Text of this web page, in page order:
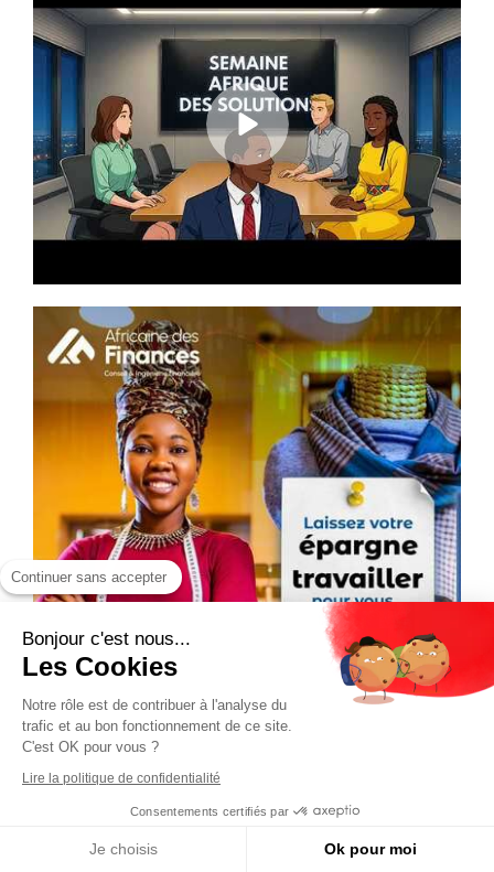
Continuer sans accepter
Bonjour c'est nous...
Les Cookies
Notre rôle est de contribuer à l'analyse du
trafic et au bon fonctionnement de ce site.
C'est OK pour vous ?
Lire la politique de confidentialité
Consentements certifiés par
Je choisis Ok pour moi